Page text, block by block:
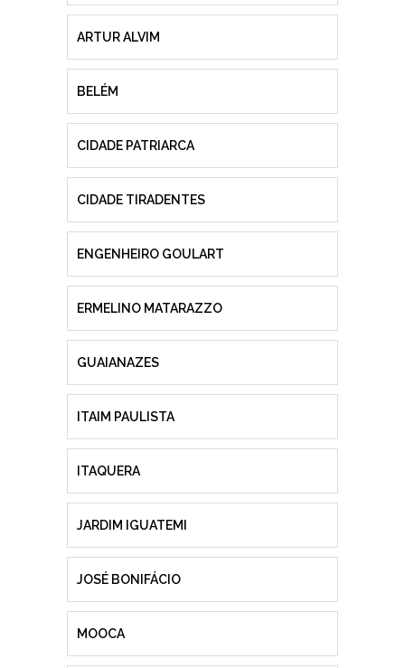
ARTUR ALVIM
BELÉM
CIDADE PATRIARCA
CIDADE TIRADENTES
ENGENHEIRO GOULART
ERMELINO MATARAZZO
GUAIANAZES
ITAIM PAULISTA
ITAQUERA
JARDIM IGUATEMI
JOSÉ BONIFÁCIO
MOOCA